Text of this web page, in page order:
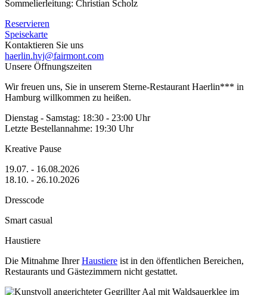
Sommelierleitung: Christian Scholz
Reservieren
Speisekarte
Kontaktieren Sie uns
haerlin.hvj@fairmont.com
Unsere Öffnungszeiten
Wir freuen uns, Sie in unserem Sterne-Restaurant Haerlin*** in
Hamburg willkommen zu heißen.
Dienstag - Samstag: 18:30 - 23:00 Uhr
Letzte Bestellannahme: 19:30 Uhr
Kreative Pause
19.07. - 16.08.2026
18.10. - 26.10.2026
Dresscode
Smart casual
Haustiere
Die Mitnahme IhrerHaustiere ist in den öffentlichen Bereichen,
Restaurants und Gästezimmern nicht gestattet.